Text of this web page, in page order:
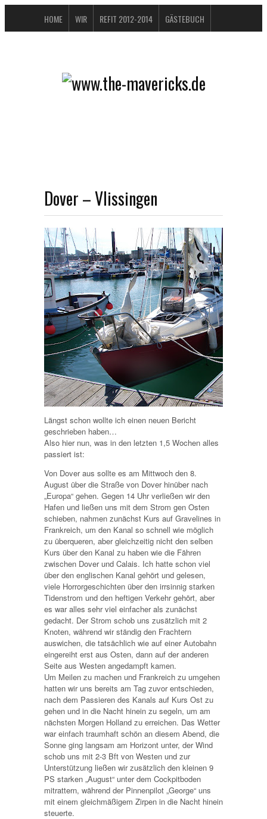
HOME WIR REFIT 2012-2014 GÄSTEBUCH
DATENSCHUTZERKLÄRUNG
Dover – Vlissingen
Längst schon wollte ich einen neuen Bericht
geschrieben haben…
Also hier nun, was in den letzten 1,5 Wochen alles
passiert ist:
Von Dover aus sollte es am Mittwoch den 8.
August über die Straße von Dover hinüber nach
„Europa“ gehen. Gegen 14 Uhr verließen wir den
Hafen und ließen uns mit dem Strom gen Osten
schieben, nahmen zunächst Kurs auf Gravelines in
Frankreich, um den Kanal so schnell wie möglich
zu überqueren, aber gleichzeitig nicht den selben
Kurs über den Kanal zu haben wie die Fähren
zwischen Dover und Calais. Ich hatte schon viel
über den englischen Kanal gehört und gelesen,
viele Horrorgeschichten über den irrsinnig starken
Tidenstrom und den heftigen Verkehr gehört, aber
es war alles sehr viel einfacher als zunächst
gedacht. Der Strom schob uns zusätzlich mit 2
Knoten, während wir ständig den Frachtern
auswichen, die tatsächlich wie auf einer Autobahn
eingereiht erst aus Osten, dann auf der anderen
Seite aus Westen angedampft kamen.
Um Meilen zu machen und Frankreich zu umgehen
hatten wir uns bereits am Tag zuvor entschieden,
nach dem Passieren des Kanals auf Kurs Ost zu
gehen und in die Nacht hinein zu segeln, um am
nächsten Morgen Holland zu erreichen. Das Wetter
war einfach traumhaft schön an diesem Abend, die
Sonne ging langsam am Horizont unter, der Wind
schob uns mit 2-3 Bft von Westen und zur
Unterstützung ließen wir zusätzlich den kleinen 9
PS starken „August“ unter dem Cockpitboden
mitrattern, während der Pinnenpilot „George“ uns
mit einem gleichmäßigem Zirpen in die Nacht hinein
steuerte.